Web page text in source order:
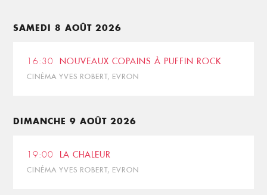
SAMEDI 8 AOÛT 2026
16:30 NOUVEAUX COPAINS À PUFFIN ROCK
CINÉMA YVES ROBERT, EVRON
DIMANCHE 9 AOÛT 2026
19:00 LA CHALEUR
CINÉMA YVES ROBERT, EVRON